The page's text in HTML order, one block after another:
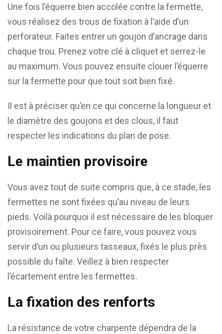
Une fois l’équerre bien accolée contre la fermette,
vous réalisez des trous de fixation à l’aide d’un
perforateur. Faites entrer un goujon d’ancrage dans
chaque trou. Prenez votre clé à cliquet et serrez-le
au maximum. Vous pouvez ensuite clouer l’équerre
sur la fermette pour que tout soit bien fixé.
Il est à préciser qu’en ce qui concerne la longueur et
le diamètre des goujons et des clous, il faut
respecter les indications du plan de pose.
Le maintien provisoire
Vous avez tout de suite compris que, à ce stade, les
fermettes ne sont fixées qu’au niveau de leurs
pieds. Voilà pourquoi il est nécessaire de les bloquer
provisoirement. Pour ce faire, vous pouvez vous
servir d’un ou plusieurs tasseaux, fixés le plus près
possible du faîte. Veillez à bien respecter
l’écartement entre les fermettes.
La fixation des renforts
La résistance de votre charpente dépendra de la